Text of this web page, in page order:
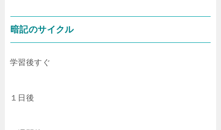
暗記のサイクル
学習後すぐ
１日後